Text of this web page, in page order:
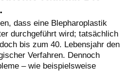
dass eine Blepharoplastik
durchgeführt wird; tatsächlich
bis zum 40. Lebensjahr den
Verfahren. Dennoch
– wie beispielsweise